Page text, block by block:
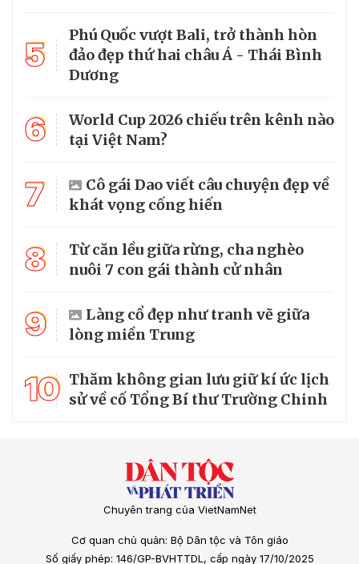
5
Phú Quốc vượt Bali, trở thành hòn
đảo đẹp thứ hai châu Á - Thái Bình
Dương
6
World Cup 2026 chiếu trên kênh nào
tại Việt Nam?
7
Cô gái Dao viết câu chuyện đẹp về
khát vọng cống hiến
8
Từ căn lều giữa rừng, cha nghèo
nuôi 7 con gái thành cử nhân
9
Làng cổ đẹp như tranh vẽ giữa
lòng miền Trung
10 Thăm không gian lưu giữ kí ức lịch
sử về cố Tổng Bí thư Trường Chinh
Chuyên trang của VietNamNet
Cơ quan chủ quản: Bộ Dân tộc và Tôn giáo
Số giấy phép: 146/GP-BVHTTDL, cấp ngày 17/10/2025